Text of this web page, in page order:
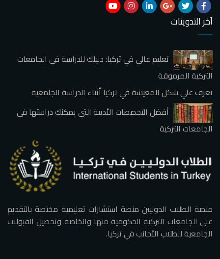
آخر التدوينات
تعليم عالي في تركيا: دليلك للدراسة في الجامعات
التركية المرموقة
تعرف علي شكل المعيشة في تركيا أثناء الدراسة الجامعية
أفضل التخصصات الأدبية التي يمكنك دراستها في
الجامعات التركية
منصة الطلاب الدوليين منصة استشارات تعليمية مختصة بالتقديم
على الجامعات التركية الحكومية منها والخاصة وتحصيل القبولات
الجامعية للطلاب الأجانب في تركيا.